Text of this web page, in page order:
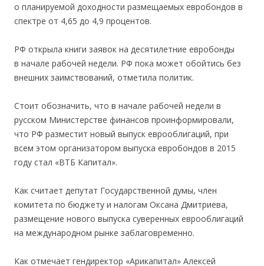
о планируемой доходности размещаемых евробондов в
спектре от 4,65 до 4,9 процентов.
РФ открыла книги заявок на десятилетние евробонды
в начале рабочей недели. РФ пока может обойтись без
внешних заимствований, отметила политик.
Стоит обозначить, что в начале рабочей недели в
русском Министерстве финансов проинформировали,
что РФ разместит новый выпуск еврооблигаций, при
всем этом организатором выпуска евробондов в 2015
году стал «ВТБ Капитал».
Как считает депутат Государственной думы, член
комитета по бюджету и налогам Оксана Дмитриева,
размещение нового выпуска суверенных еврооблигаций
на международном рынке заблаговременно.
Как отмечает гендиректор «Арикапитал» Алексей